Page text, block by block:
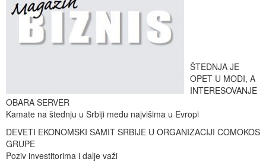
ŠTEDNJA JE
OPET U MODI, A
INTERESOVANJE
OBARA SERVER
Kamate na štednju u Srbiji među najvišima u Evropi
DEVETI EKONOMSKI SAMIT SRBIJE U ORGANIZACIJI COMOKOS
GRUPE
Poziv investitorima i dalje važi